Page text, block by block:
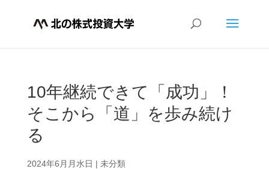
10年継続できて「成功」！
そこから「道」を歩み続け
る
2024年6月月水日 | 未分類